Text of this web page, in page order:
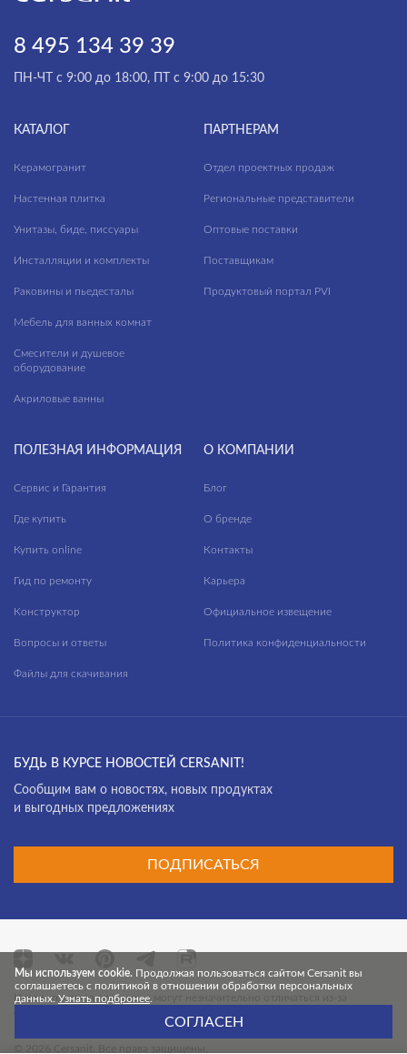
8 495 134 39 39
ПН-ЧТ с 9:00 до 18:00, ПТ с 9:00 до 15:30
КАТАЛОГ
Керамогранит
Настенная плитка
Унитазы, биде, писсуары
Инсталляции и комплекты
Раковины и пьедесталы
Мебель для ванных комнат
Смесители и душевое
оборудование
Акриловые ванны
ПАРТНЕРАМ
Отдел проектных продаж
Региональные представители
Оптовые поставки
Поставщикам
Продуктовый портал PVI
ПОЛЕЗНАЯ ИНФОРМАЦИЯ
Сервис и Гарантия
Где купить
Купить online
Гид по ремонту
Конструктор
Вопросы и ответы
Файлы для скачивания
О КОМПАНИИ
Блог
О бренде
Контакты
Карьера
Официальное извещение
Политика конфиденциальности
БУДЬ В КУРСЕ НОВОСТЕЙ CERSANIT!
Cообщим вам о новостях, новых продуктах
и выгодных предложениях
ПОДПИСАТЬСЯ
Цвет и текстура продуктов могут незначительно отличаться из-за
© 2026 Cersanit. Все права защищены.
Мы используем cookie. Продолжая пользоваться сайтом Cersanit вы
соглашаетесь с политикой в отношении обработки персональных
данных. Узнать подбронее
СОГЛАСЕН